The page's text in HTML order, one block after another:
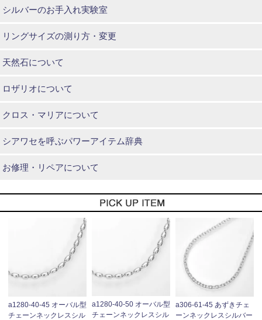
シルバーのお手入れ実験室
リングサイズの測り方・変更
天然石について
ロザリオについて
クロス・マリアについて
シアワセを呼ぶパワーアイテム辞典
お修理・リペアについて
a1280-40-45 オーバル型
チェーンネックレスシル
a1280-40-50 オーバル型
チェーンネックレスシル
a306-61-45 あずきチェ
ーンネックレスシルバー